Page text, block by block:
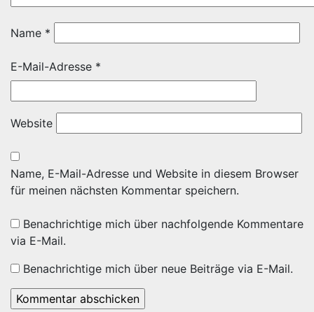
Name *
E-Mail-Adresse *
Website
Name, E-Mail-Adresse und Website in diesem Browser
für meinen nächsten Kommentar speichern.
Benachrichtige mich über nachfolgende Kommentare
via E-Mail.
Benachrichtige mich über neue Beiträge via E-Mail.